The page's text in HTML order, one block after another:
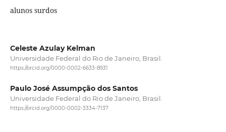
alunos surdos
Celeste Azulay Kelman
Universidade Federal do Rio de Janeiro, Brasil.
https://orcid.org/0000-0002-6633-8931
Paulo José Assumpção dos Santos
Universidade Federal do Rio de Janeiro, Brasil.
https://orcid.org/0000-0002-3334-7137